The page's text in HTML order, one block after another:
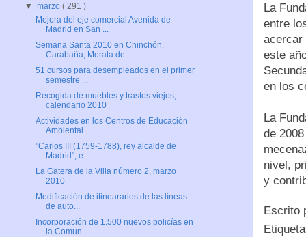
La
entre
acercar
este
en los
La
de
nivel,
y
Escrito
▼marzo( 291 )
Mejora del eje comercial Avenida de
Madrid en San ...
Semana Santa 2010 en Chinchón,
Carabaña, Morata de...
51 cursos para desempleados en el primer
semestre ...
Recogida de muebles y trastos viejos,
calendario 2010
Actividades en los Centros de Educación
Ambiental ...
"Carlos III (1759-1788), rey alcalde de
Madrid", e...
La Gatera de la Villa número 2, marzo
2010
Modificación de itineararios de las líneas
de auto...
Incorporación de 1.500 nuevos policías en
la Comun...